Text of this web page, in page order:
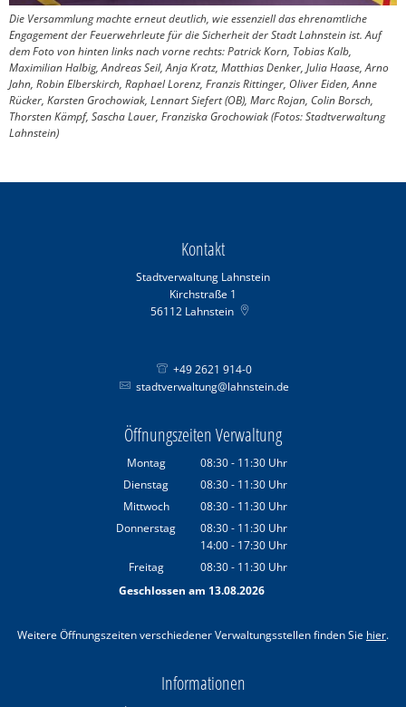
Die Versammlung machte erneut deutlich, wie essenziell das ehrenamtliche
Engagement der Feuerwehrleute für die Sicherheit der Stadt Lahnstein ist. Auf
dem Foto von hinten links nach vorne rechts: Patrick Korn, Tobias Kalb,
Maximilian Halbig, Andreas Seil, Anja Kratz, Matthias Denker, Julia Haase, Arno
Jahn, Robin Elberskirch, Raphael Lorenz, Franzis Rittinger, Oliver Eiden, Anne
Rücker, Karsten Grochowiak, Lennart Siefert (OB), Marc Rojan, Colin Borsch,
Thorsten Kämpf, Sascha Lauer, Franziska Grochowiak(Fotos: Stadtverwaltung
Lahnstein)
Kontakt
Stadtverwaltung Lahnstein
Kirchstraße 1
56112 Lahnstein
+49 2621 914-0
stadtverwaltung@lahnstein.de
Öffnungszeiten Verwaltung
Montag 08:30- 11:30 Uhr
Von 08:30 bis 11:30 Uhr
Dienstag 08:30- 11:30 Uhr
Von 08:30 bis 11:30 Uhr
Mittwoch 08:30- 11:30 Uhr
Von 08:30 bis 11:30 Uhr
Donnerstag 08:30- 11:30 Uhr
Von 08:30 bis 11:30 Uhr
14:00- 17:30 Uhr
Von 14:00 bis 17:30 Uhr
Freitag 08:30- 11:30 Uhr
Von 08:30 bis 11:30 Uhr
Geschlossen am 13.08.2026
Weitere Öffnungszeiten verschiedener Verwaltungsstellen finden Sie hier.
Informationen